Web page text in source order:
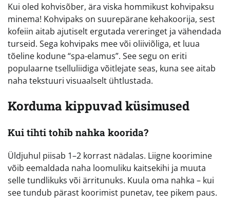
Kui oled kohvisõber, ära viska hommikust kohvipaksu
minema! Kohvipaks on suurepärane kehakoorija, sest
kofeiin aitab ajutiselt ergutada vereringet ja vähendada
turseid. Sega kohvipaks mee või oliiviõliga, et luua
tõeline kodune “spa-elamus”. See segu on eriti
populaarne tselluliidiga võitlejate seas, kuna see aitab
naha tekstuuri visuaalselt ühtlustada.
Korduma kippuvad küsimused
Kui tihti tohib nahka koorida?
Üldjuhul piisab 1–2 korrast nädalas. Liigne koorimine
võib eemaldada naha loomuliku kaitsekihi ja muuta
selle tundlikuks või ärritunuks. Kuula oma nahka – kui
see tundub pärast koorimist punetav, tee pikem paus.